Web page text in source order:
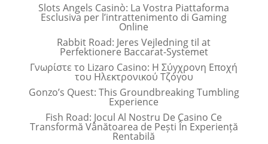
Slots Angels Casinò: La Vostra Piattaforma
Esclusiva per l’intrattenimento di Gaming
Online
Rabbit Road: Jeres Vejledning til at
Perfektionere Baccarat-Systemet
Γνωρίστε το Lizaro Casino: Η Σύγχρονη Εποχή
του Ηλεκτρονικού Τζόγου
Gonzo’s Quest: This Groundbreaking Tumbling
Experience
Fish Road: Jocul Al Nostru De Casino Ce
Transformă Vânătoarea de Pești În Experiență
Rentabilă